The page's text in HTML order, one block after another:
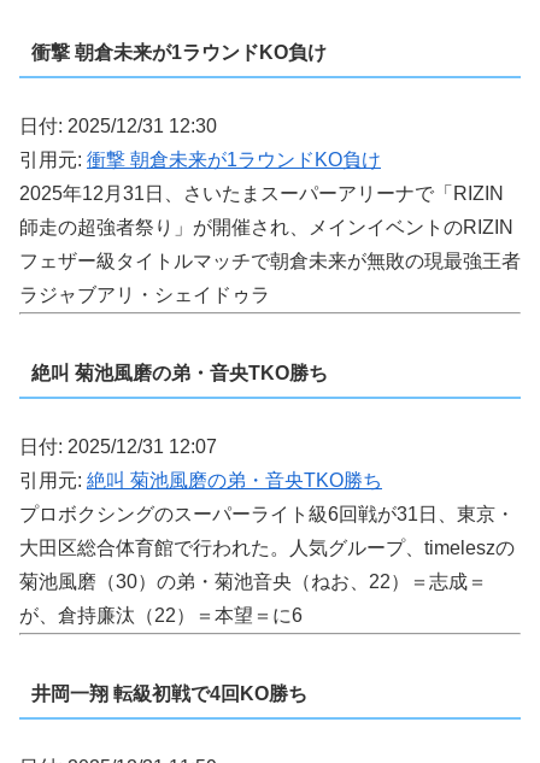
衝撃 朝倉未来が1ラウンドKO負け
日付: 2025/12/31 12:30
引用元: 衝撃 朝倉未来が1ラウンドKO負け
2025年12月31日、さいたまスーパーアリーナで「RIZIN
師走の超強者祭り」が開催され、メインイベントのRIZIN
フェザー級タイトルマッチで朝倉未来が無敗の現最強王者
ラジャブアリ・シェイドゥラ
絶叫 菊池風磨の弟・音央TKO勝ち
日付: 2025/12/31 12:07
引用元: 絶叫 菊池風磨の弟・音央TKO勝ち
プロボクシングのスーパーライト級6回戦が31日、東京・
大田区総合体育館で行われた。人気グループ、timeleszの
菊池風磨（30）の弟・菊池音央（ねお、22）＝志成＝
が、倉持廉汰（22）＝本望＝に6
井岡一翔 転級初戦で4回KO勝ち